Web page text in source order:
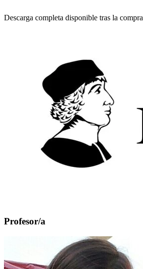
Descarga completa disponible tras la compra
Profesor/a